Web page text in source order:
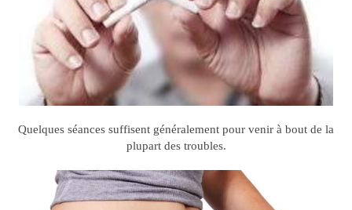
Quelques séances suffisent généralement pour venir à bout de la
plupart des troubles.